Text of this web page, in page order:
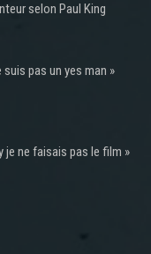
selon Paul King
pas un yes man »
je ne faisais pas le film »